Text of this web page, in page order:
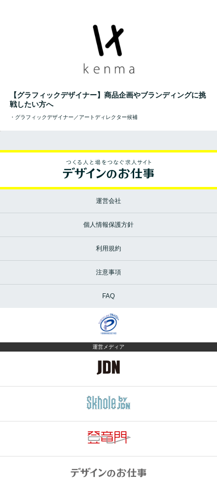
【グラフィックデザイナー】商品企画やブランディングに挑
戦したい方へ
・グラフィックデザイナー／アートディレクター候補
運営会社
個人情報保護方針
利用規約
注意事項
FAQ
運営メディア